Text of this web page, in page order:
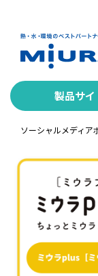
製品サイ
ソーシャルメディア